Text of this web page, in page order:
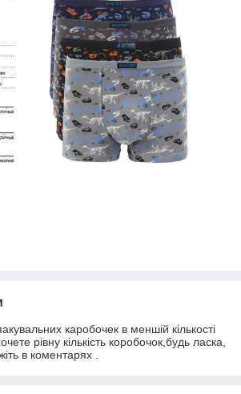
каробочек в меншій кількості
рівну кількість коробочок,будь ласка,
в коментарях .